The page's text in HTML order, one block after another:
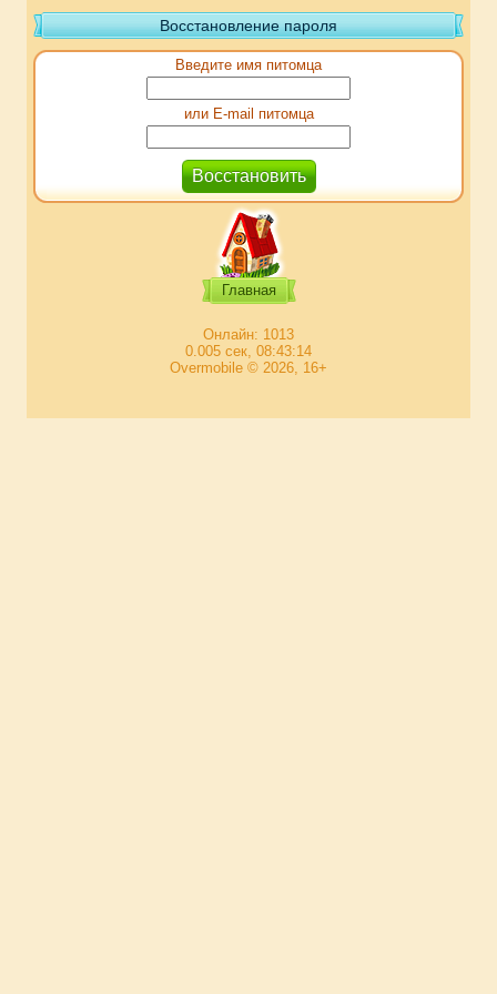
Восстановление пароля
Введите имя питомца
или E-mail питомца
Главная
Онлайн: 1013
0.005 сек, 08:43:14
Overmobile © 2026, 16+